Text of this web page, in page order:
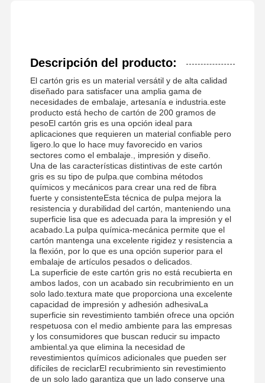
Descripción del producto:
El cartón gris es un material versátil y de alta calidad
diseñado para satisfacer una amplia gama de
necesidades de embalaje, artesanía e industria.este
producto está hecho de cartón de 200 gramos de
pesoEl cartón gris es una opción ideal para
aplicaciones que requieren un material confiable pero
ligero.lo que lo hace muy favorecido en varios
sectores como el embalaje., impresión y diseño.
Una de las características distintivas de este cartón
gris es su tipo de pulpa.que combina métodos
químicos y mecánicos para crear una red de fibra
fuerte y consistenteEsta técnica de pulpa mejora la
resistencia y durabilidad del cartón, manteniendo una
superficie lisa que es adecuada para la impresión y el
acabado.La pulpa química-mecánica permite que el
cartón mantenga una excelente rigidez y resistencia a
la flexión, por lo que es una opción superior para el
embalaje de artículos pesados o delicados.
La superficie de este cartón gris no está recubierta en
ambos lados, con un acabado sin recubrimiento en un
solo lado.textura mate que proporciona una excelente
capacidad de impresión y adhesión adhesivaLa
superficie sin revestimiento también ofrece una opción
respetuosa con el medio ambiente para las empresas
y los consumidores que buscan reducir su impacto
ambiental.ya que elimina la necesidad de
revestimientos químicos adicionales que pueden ser
difíciles de reciclarEl recubrimiento sin revestimiento
de un solo lado garantiza que un lado conserve una